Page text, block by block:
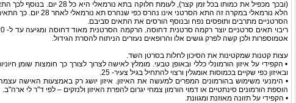
(ובכך מכפיל את כמותו בכל זמן קצר), לעומת חלוקה בתא נורמאלי היא כל 28 יום. בנוסף
הלא נורמאלי במקרה זה התא הסרטני אינו נהרס כפי שנהרס תא נורמאלי לאחר 28 יום.
הסרטניים מתרבים ותופסים נפח ובנוסף הורסים את התאים סביבם.
ריבוי תאים סרטניים יוצר רקמה
אטמוספרות ולכן קשה לפרק גושים אלו והרופאים נעזרים הניתוח להסרת הגידול.
עצות קטנות שמקטינות את הסיכון לחלות בסרטן השד.
• הקפידי על איזון הורמונלי כללי ובאופן טבעי. מומלץ לאישה לצרוך לצורך כך חומצות שומן
ובאיזון כפי שקיים בכמוסות אומגלין ורצוי להתחיל בגיל צעיר- 25.
• הימנעי משימוש בהורמונים המפרים למעשה את האיזון. איזון יושג רק באמצעות האישה
הוספת הורמונים סינתטיים או דמוי הורמון צמחי יגרום להפרת האיזון ולנזקים – לפי ד"ר לי ארה"ב.
• הקפידי על תזונה מאוזנת ומגוונת.